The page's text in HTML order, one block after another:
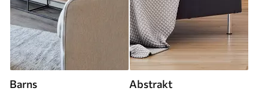
Barns
Abstrakt